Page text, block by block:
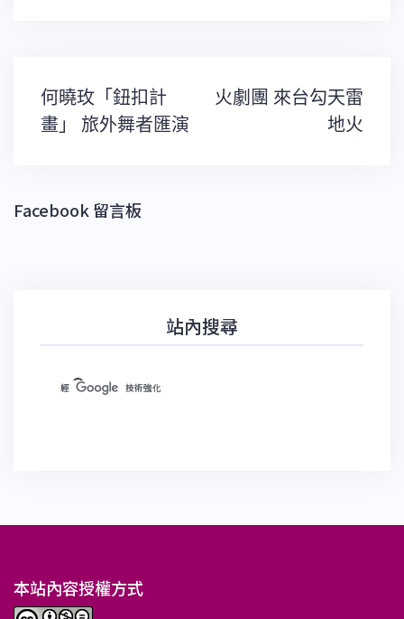
文
章
導
何曉玫「鈕扣計
畫」 旅外舞者匯演
火劇團 來台勾天雷
地火
Facebook 留言板
站內搜尋
本站內容授權方式